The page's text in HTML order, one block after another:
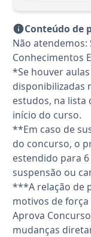
Conteúdo de
Não atendemos:
Conhecimentos
*Se houver
disponibilizadas
estudos, na lista
início do curso.
**Em caso de
do concurso, o
estendido para
suspensão ou
***A relação de
motivos de
Aprova
mudanças